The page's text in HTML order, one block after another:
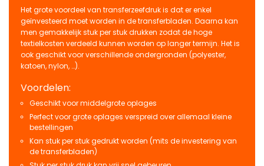
Het grote voordeel van transferzeefdruk is dat er enkel
geïnvesteerd moet worden in de transferbladen. Daarna kan
men gemakkelijk stuk per stuk drukken zodat de hoge
textielkosten verdeeld kunnen worden op langer termijn. Het is
ook geschikt voor verschillende ondergronden (polyester,
katoen, nylon, …).
Voordelen:
Geschikt voor middelgrote oplages
Perfect voor grote oplages verspreid over allemaal kleine
bestellingen
Kan stuk per stuk gedrukt worden (mits de investering van
de transferbladen)